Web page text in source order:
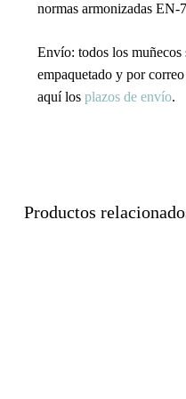
normas armonizadas EN-
Envío: todos los
empaquetado y por
aquí los plazos de envío.
Productos